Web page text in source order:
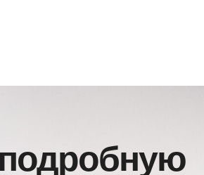
подробную